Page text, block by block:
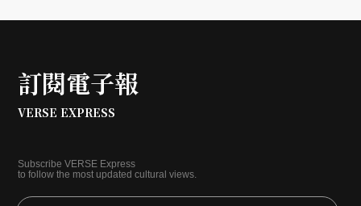
訂閱電子報
VERSE EXPRESS
Subscribe VERSE Express
to follow the most updated cultural views.